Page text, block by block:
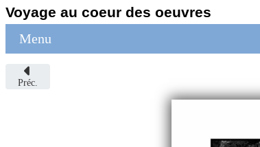
Voyage au coeur des oeuvres
Menu
Préc.